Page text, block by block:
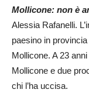
Mollicone: non è
Alessia Rafanelli.
paesino in
Mollicone. A 23
Mollicone e due
chi l’ha uccisa.